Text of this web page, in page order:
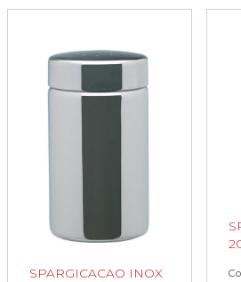
SPARGICACAO INOX